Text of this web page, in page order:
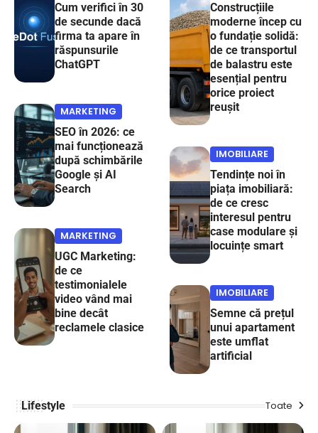
Cum verifici în 30
de secunde dacă
firma ta apare în
răspunsurile
ChatGPT
MARKETING
SEO în 2026: ce
mai funcționează
după schimbările
Google și AI
Search
MARKETING
UGC Marketing:
de ce
testimonialele
video vând mai
bine decât
reclamele clasice
Construcțiile
moderne încep cu
o fundație solidă:
de ce transportul
de balastru este
esențial pentru
orice proiect
reușit
IMOBILIARE
Tendințe noi în
piața imobiliară:
de ce cresc
interesul pentru
case modulare și
locuințe smart
IMOBILIARE
Semne că prețul
unui apartament
este umflat
artificial
Lifestyle Toate